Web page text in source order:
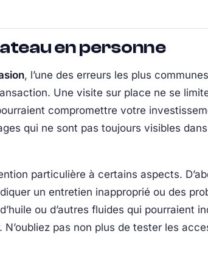
en personne
, l’une des erreurs les plus
Une visite sur place ne se
compromettre votre
qui ne sont pas toujours visibles
particulière à certains aspects.
un entretien inapproprié ou des
ou d’autres fluides qui pourraient
pas non plus de tester les